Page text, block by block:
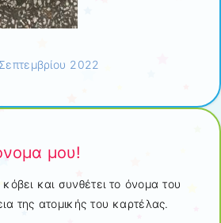
2022
μου!
και συνθέτει το όνομα του
της ατομικής του καρτέλας.